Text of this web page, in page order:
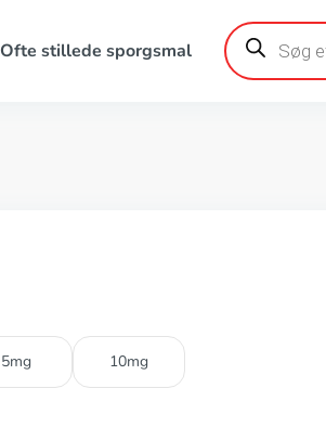
Ofte stillede sporgsmal
Products
search
5mg 10mg